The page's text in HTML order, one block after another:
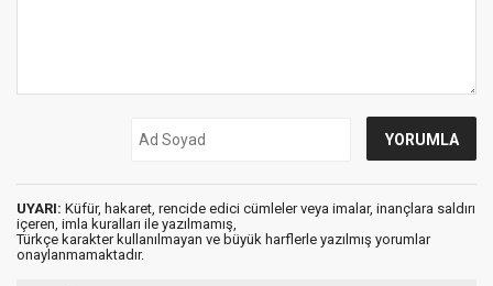
UYARI: Küfür, hakaret, rencide edici cümleler veya imalar, inançlara saldırı
içeren, imla kuralları ile yazılmamış,
Türkçe karakter kullanılmayan ve büyük harflerle yazılmış yorumlar
onaylanmamaktadır.